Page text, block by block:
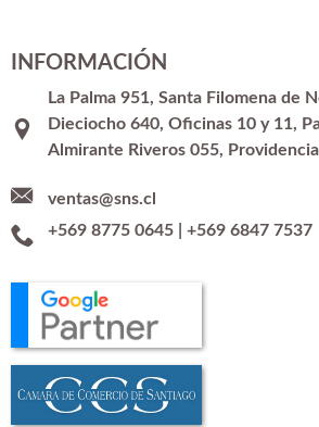
INFORMACIÓN
La Palma 951, Santa Filomena de
Dieciocho 640, Oficinas 10 y 11,
Almirante Riveros 055,
ventas@sns.cl
+569 8775 0645| +569 6847 7537